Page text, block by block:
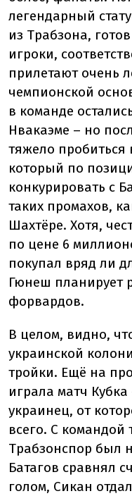
легендарный
из Трабзона,
игроки,
прилетают очень
чемпионской
в команде
Нвакаэме – но
тяжело пробиться
который по
конкурировать с
таких промахов,
Шахтёре. Хотя,
по цене 6
покупал вряд ли
Гюнеш планирует
форвардов.
В целом, видно,
украинской
тройки. Ещё на
играла матч
украинец, от
всего. С командой
Трабзонспор был
Батагов сравнял
голом, Сикан